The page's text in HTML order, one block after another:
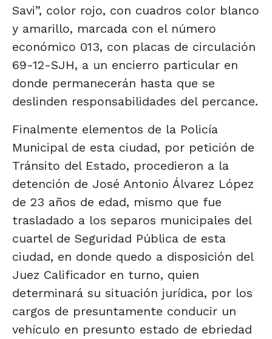
Savi”, color rojo, con cuadros color blanco
y amarillo, marcada con el número
económico 013, con placas de circulación
69-12-SJH, a un encierro particular en
donde permanecerán hasta que se
deslinden responsabilidades del percance.
Finalmente elementos de la Policía
Municipal de esta ciudad, por petición de
Tránsito del Estado, procedieron a la
detención de José Antonio Álvarez López
de 23 años de edad, mismo que fue
trasladado a los separos municipales del
cuartel de Seguridad Pública de esta
ciudad, en donde quedo a disposición del
Juez Calificador en turno, quien
determinará su situación jurídica, por los
cargos de presuntamente conducir un
vehículo en presunto estado de ebriedad